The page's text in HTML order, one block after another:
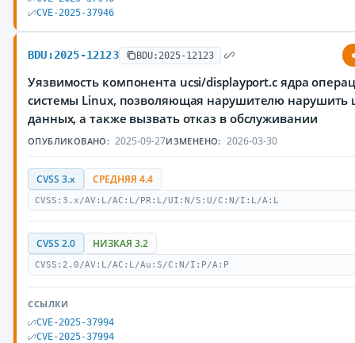
CVE-2025-37946
BDU:2025-12123 BDU:2025-12123
Уязвимость компонента ucsi/displayport.c ядра
системы Linux, позволяющая нарушителю нарушить
данных, а также вызвать отказ в обслуживании
ОПУБЛИКОВАНО: 2025-09-27ИЗМЕНЕНО: 2026-03-30
CVSS 3.x СРЕДНЯЯ 4.4
CVSS:3.x/AV:L/AC:L/PR:L/UI:N/S:U/C:N/I:L/A:L
CVSS 2.0 НИЗКАЯ 3.2
CVSS:2.0/AV:L/AC:L/Au:S/C:N/I:P/A:P
ССЫЛКИ
CVE-2025-37994
CVE-2025-37994